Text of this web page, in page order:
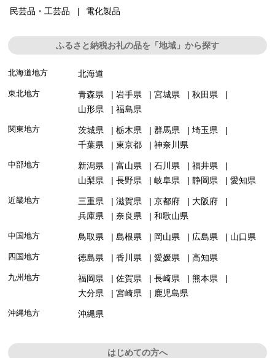
民芸品・工芸品
電化製品
ふるさと納税お礼の品を「地域」から探す
北海道地方 北海道
東北地方 青森県 岩手県 宮城県
秋田県
山形県
福島県
関東地方 茨城県 栃木県 群馬県
埼玉県
千葉県
東京都 神奈川県
中部地方 新潟県 富山県 石川県
福井県
山梨県
長野県 岐阜県 静岡県 愛知県
近畿地方 三重県 滋賀県 京都府
大阪府
兵庫県
奈良県 和歌山県
中国地方 鳥取県 島根県 岡山県 広島県 山口県
四国地方 徳島県 香川県 愛媛県 高知県
九州地方 福岡県 佐賀県 長崎県
熊本県
大分県
宮崎県 鹿児島県
沖縄地方 沖縄県
はじめての方へ